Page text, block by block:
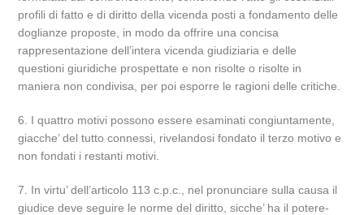
profili di fatto e di diritto della vicenda posti a fondamento delle
doglianze proposte, in modo da offrire una concisa
rappresentazione dell’intera vicenda giudiziaria e delle
questioni giuridiche prospettate e non risolte o risolte in
maniera non condivisa, per poi esporre le ragioni delle critiche.
6. I quattro motivi possono essere esaminati congiuntamente,
giacche’ del tutto connessi, rivelandosi fondato il terzo motivo e
non fondati i restanti motivi.
7. In virtu’ dell’articolo 113 c.p.c., nel pronunciare sulla causa il
giudice deve seguire le norme del diritto, sicche’ ha il potere-